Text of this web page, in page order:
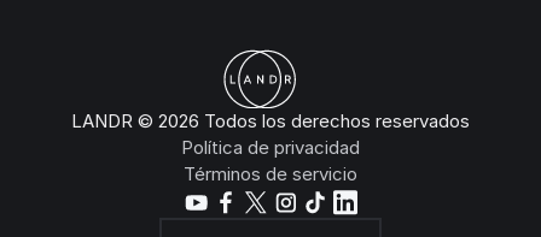
LANDR © 2026 Todos los derechos reservados
Política de privacidad
Términos de servicio